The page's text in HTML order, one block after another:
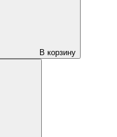
В корзину